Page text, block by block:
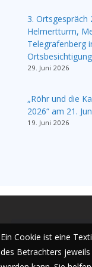
3. Ortsgespräch
Helmertturm,
Telegrafenberg
29. Juni 2026
„Röhr und die
2026“ am 21.
19. Juni 2026
Ein Cookie ist eine
des Betrachters